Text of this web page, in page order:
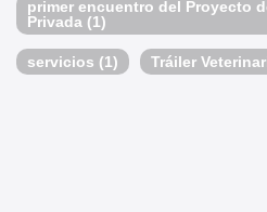
primer encuentro del Proyecto
Privada (1)
servicios (1) Tráiler